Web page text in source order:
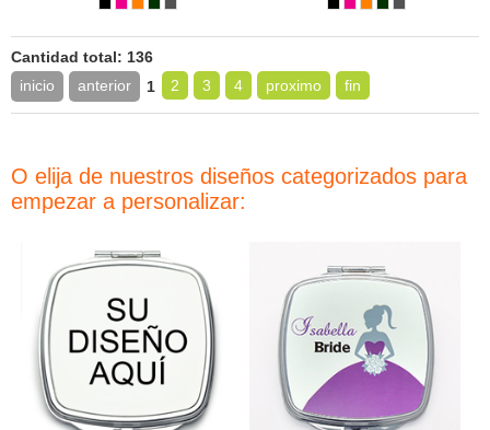
Cantidad total: 136
inicio
anterior 1 2 3 4 proximo fin
O elija de nuestros diseños categorizados para
empezar a personalizar: